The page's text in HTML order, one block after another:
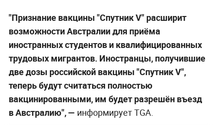
"Признание вакцины "Спутник V" расширит
возможности Австралии для приёма
иностранных студентов и квалифицированных
трудовых мигрантов. Иностранцы, получившие
две дозы российской вакцины "Спутник V",
теперь будут считаться полностью
вакцинированными, им будет разрешён въезд
в Австралию", — информирует TGA.